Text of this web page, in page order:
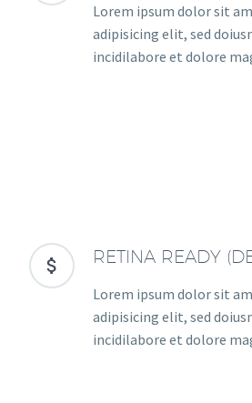
Lorem ipsum dolor sit
adipisicing elit, sed
incidilabore et dolore

 RETINA READY
Lorem ipsum dolor sit
adipisicing elit, sed
incidilabore et dolore